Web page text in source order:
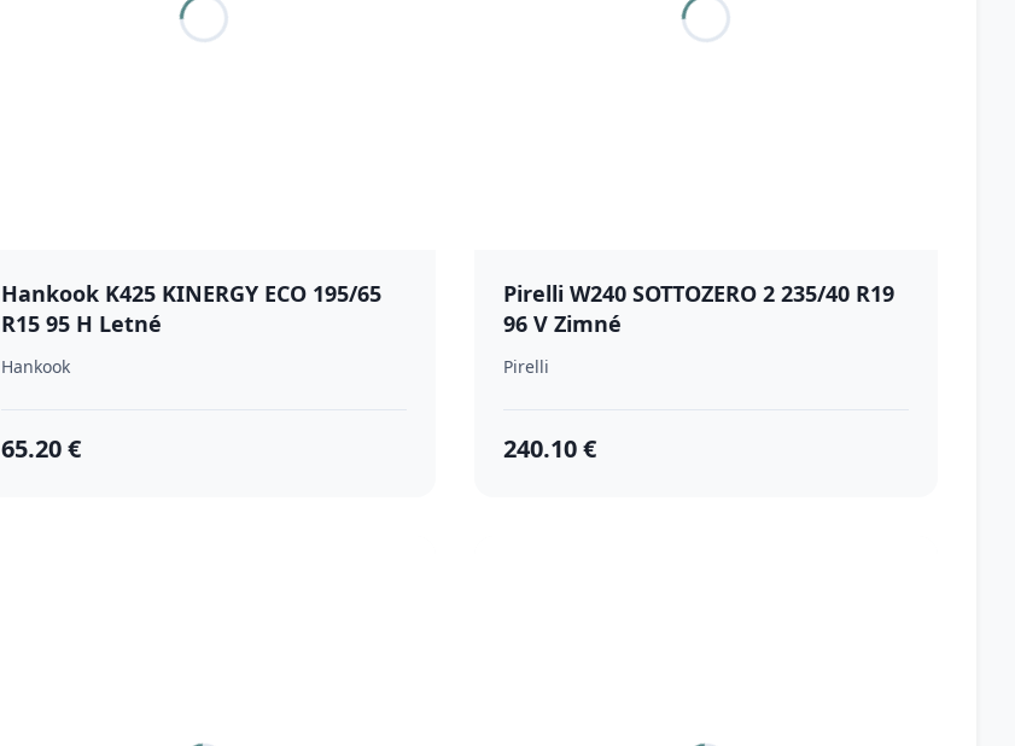
Hankook K425 KINERGY ECO 195/65
R15 95 H Letné
Hankook
65.20 €
Pirelli W240 SOTTOZERO 2 235/40 R19
96 V Zimné
Pirelli
240.10 €